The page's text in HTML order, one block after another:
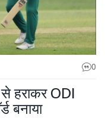
0
हराकर ODI
बनाया